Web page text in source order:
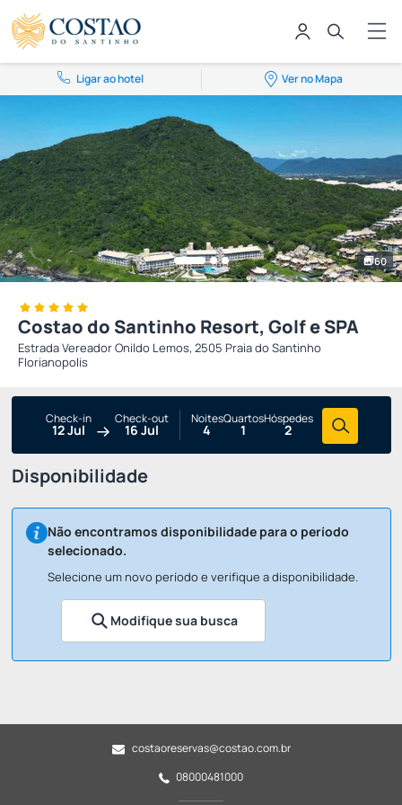
Ligar ao hotel Ver no Mapa
60
Costao do Santinho Resort, Golf e SPA
Estrada Vereador Onildo Lemos, 2505 Praia do Santinho
Florianopolis
Check-in
12 Jul
Check-out
16 Jul
Noites
4
Quartos
1
Hóspedes
2
Disponibilidade
Não encontramos disponibilidade para o período
selecionado.
Selecione um novo período e verifique a disponibilidade.
Modifique sua busca
costaoreservas@costao.com.br
08000481000